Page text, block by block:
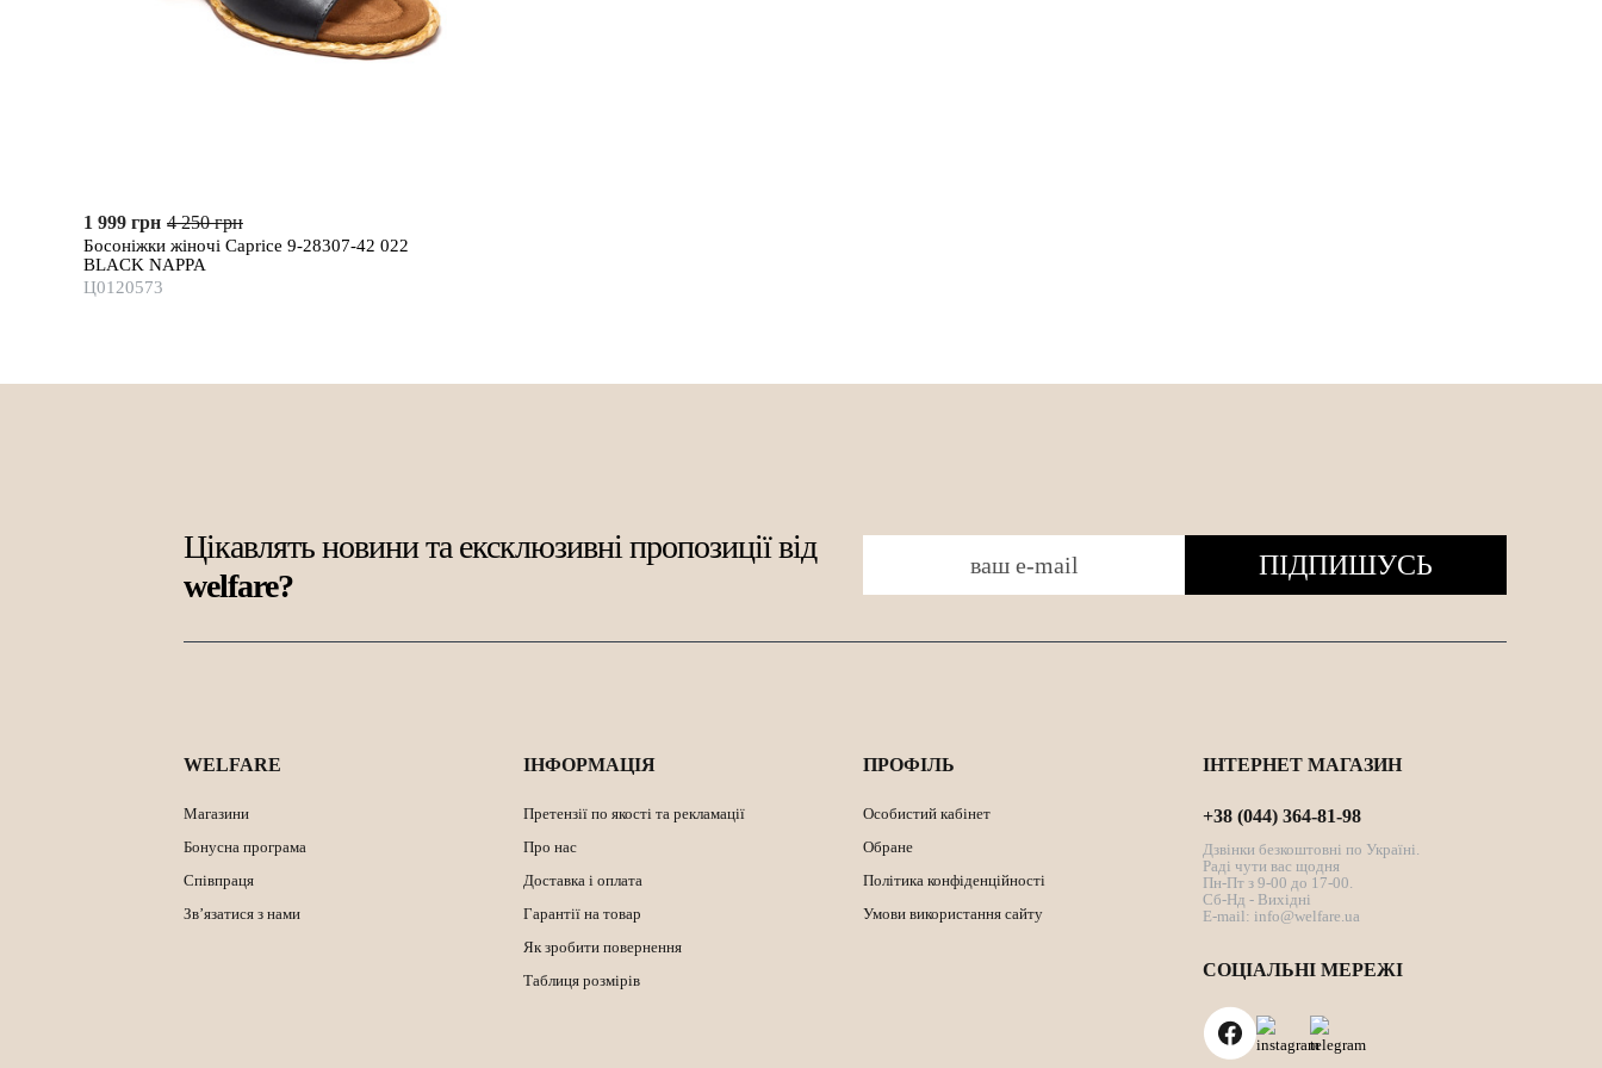
1 999 грн 4 250 грн
Босоніжки жіночі Caprice 9-28307-42 022
BLACK NAPPA
Ц0120573
Цікавлять новини та ексклюзивні пропозиції від
welfare?
ПІДПИШУСЬ
WELFARE
Магазини
Бонусна програма
Співпраця
Зв’язатися з нами
ІНФОРМАЦІЯ
Претензії по якості та рекламації
Про нас
Доставка і оплата
Гарантії на товар
Як зробити повернення
Таблиця розмірів
ПРОФІЛЬ
Особистий кабінет
Обране
Політика конфіденційності
Умови використання сайту
ІНТЕРНЕТ МАГАЗИН
+38 (044) 364-81-98
Дзвінки безкоштовні по Україні.
Раді чути вас щодня
Пн-Пт з 9-00 до 17-00.
Сб-Нд - Вихідні
E-mail: info@welfare.ua
СОЦІАЛЬНІ МЕРЕЖІ